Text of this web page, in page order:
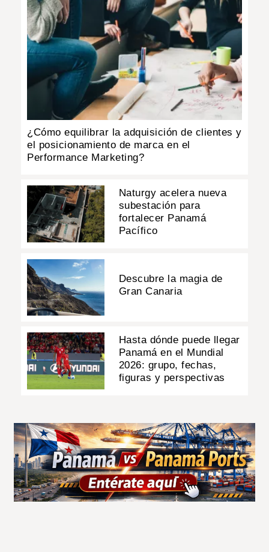
¿Cómo equilibrar la adquisición de clientes y
el posicionamiento de marca en el
Performance Marketing?
Naturgy acelera nueva
subestación para
fortalecer Panamá
Pacífico
Descubre la magia de
Gran Canaria
Hasta dónde puede llegar
Panamá en el Mundial
2026: grupo, fechas,
figuras y perspectivas